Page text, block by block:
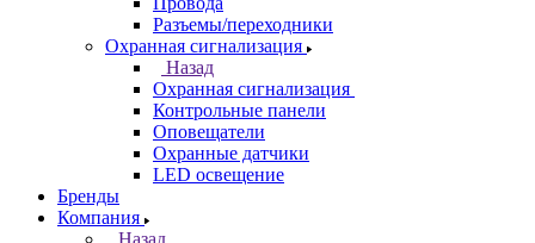
Разъемы/переходники
Охранная сигнализация
Назад
Охранная сигнализация
Контрольные панели
Оповещатели
Охранные датчики
LED освещение
Бренды
Компания
Назад